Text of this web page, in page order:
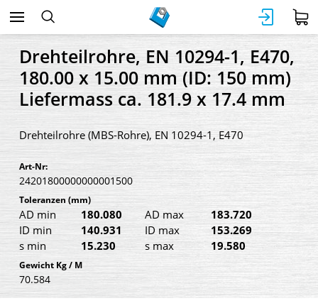
Drehteilrohre, EN 10294-1, E470,
180.00 x 15.00 mm (ID: 150 mm)
Liefermass ca. 181.9 x 17.4 mm
Drehteilrohre (MBS-Rohre), EN 10294-1, E470
Art-Nr:
24201800000000001500
Toleranzen (mm)
AD min 180.080 AD max
183.720
ID min
140.931 ID max
153.269
s min
15.230 s max 19.580
Gewicht Kg / M
70.584